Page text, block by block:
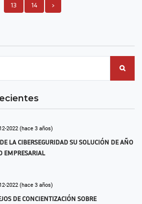
13 14 ›
2022 (hace 3 años)
LA CIBERSEGURIDAD SU SOLUCIÓN DE AÑO
EMPRESARIAL
2022 (hace 3 años)
DE CONCIENTIZACIÓN SOBRE